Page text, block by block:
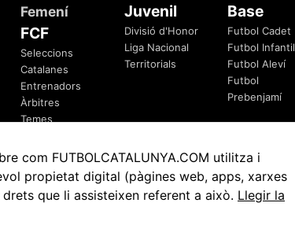
Femení
FCF
Seleccions
Catalanes
Entrenadors
Àrbitres
Temes
Juvenil
Divisió d'Honor
Liga Nacional
Territorials
Base
Futbol Cadet
Futbol Infantil
Futbol Aleví
Futbol
Prebenjamí
Avis Legal Política de Privacitat Política de Cookies
com FUTBOLCATALUNYA.COM utilitza i
propietat digital (pàgines web, apps, xarxes
que li assisteixen referent a això. Llegir la